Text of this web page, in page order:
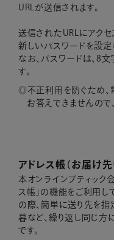
URLが送信されます。
送信されたURLにアクセ
新しいパスワードを設定
なお、パスワードは、8
す。
不正利用を防ぐため
お答えできませんので
アドレス帳（お届け先
本オンラインブティック
ス帳」の機能をご利用し
の際、簡単に送り先を指
暮など、繰り返し同じ方
です。